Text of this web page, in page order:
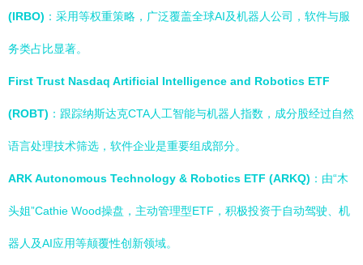
(IRBO) ：采用等权重策略，广泛覆盖全球AI及机器人公司，软件与服
务类占比显著。
First Trust Nasdaq Artificial Intelligence and Robotics ETF
(ROBT) ：跟踪纳斯达克CTA人工智能与机器人指数，成分股经过自然
语言处理技术筛选，软件企业是重要组成部分。
ARK Autonomous Technology & Robotics ETF (ARKQ) ：由“木
头姐”Cathie Wood操盘，主动管理型ETF，积极投资于自动驾驶、机
器人及AI应用等颠覆性创新领域。